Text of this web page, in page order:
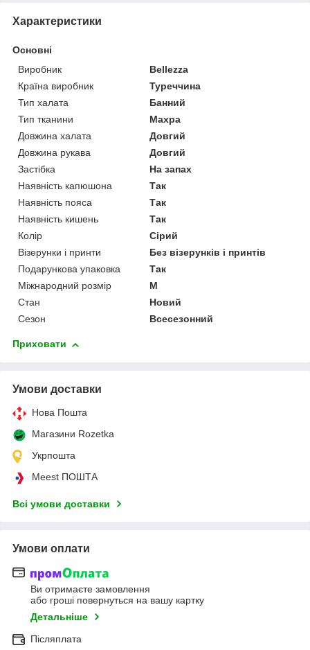
Характеристики
Основні
Виробник
Bellezza
Країна виробник
Туреччина
Тип халата
Банний
Тип тканини
Махра
Довжина халата
Довгий
Довжина рукава
Довгий
Застібка
На запах
Наявність капюшона
Так
Наявність пояса
Так
Наявність кишень
Так
Колір
Сірий
Візерунки і принти
Без візерунків і принтів
Подарункова упаковка
Так
Міжнародний розмір
M
Стан
Новий
Сезон
Всесезонний
Приховати
Умови доставки
Нова Пошта
Магазини Rozetka
Укрпошта
Meest ПОШТА
Всі умови доставки
Умови оплати
Ви отримаєте замовлення
або гроші повернуться на вашу картку
Детальніше
Післяплата